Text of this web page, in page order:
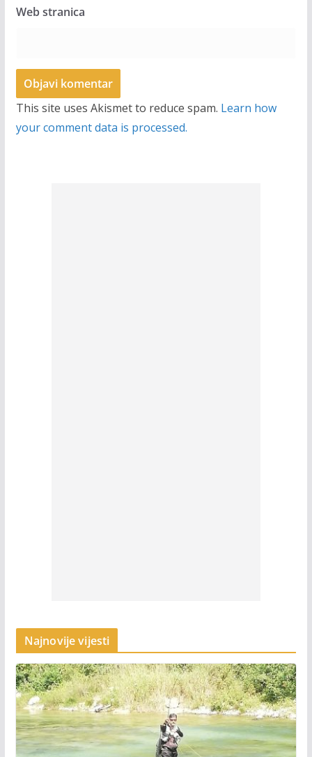
Web stranica
This site uses Akismet to reduce spam. Learn how
your comment data is processed.
Najnovije vijesti